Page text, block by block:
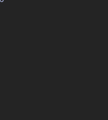
onglet)